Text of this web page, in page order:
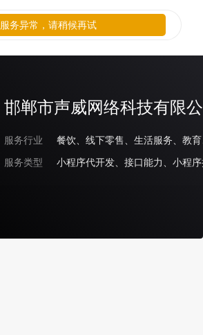
邯郸市声威网络科技有限
服务行业
服务类型
小程序代开发、接口能力、小程
服务异常，请稍候再试